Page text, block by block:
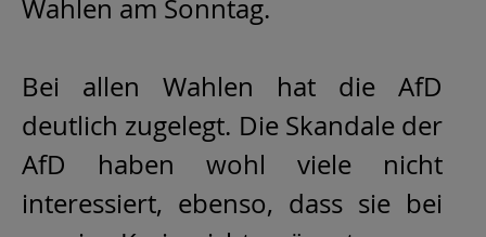
Wahlen am Sonntag.
Bei allen Wahlen hat die AfD
deutlich zugelegt. Die Skandale der
AfD haben wohl viele nicht
interessiert, ebenso, dass sie bei